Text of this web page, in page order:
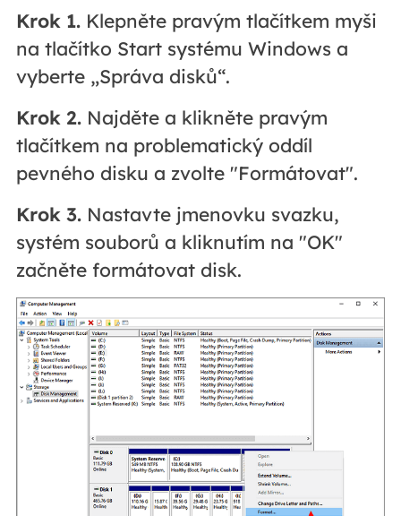
Krok 1.Klepněte pravým tlačítkem myši
na tlačítko Start systému Windows a
vyberte „Správa disků“.
Krok 2.Najděte a klikněte pravým
tlačítkem na problematický oddíl
pevného disku a zvolte "Formátovat".
Krok 3.Nastavte jmenovku svazku,
systém souborů a kliknutím na "OK"
začněte formátovat disk.